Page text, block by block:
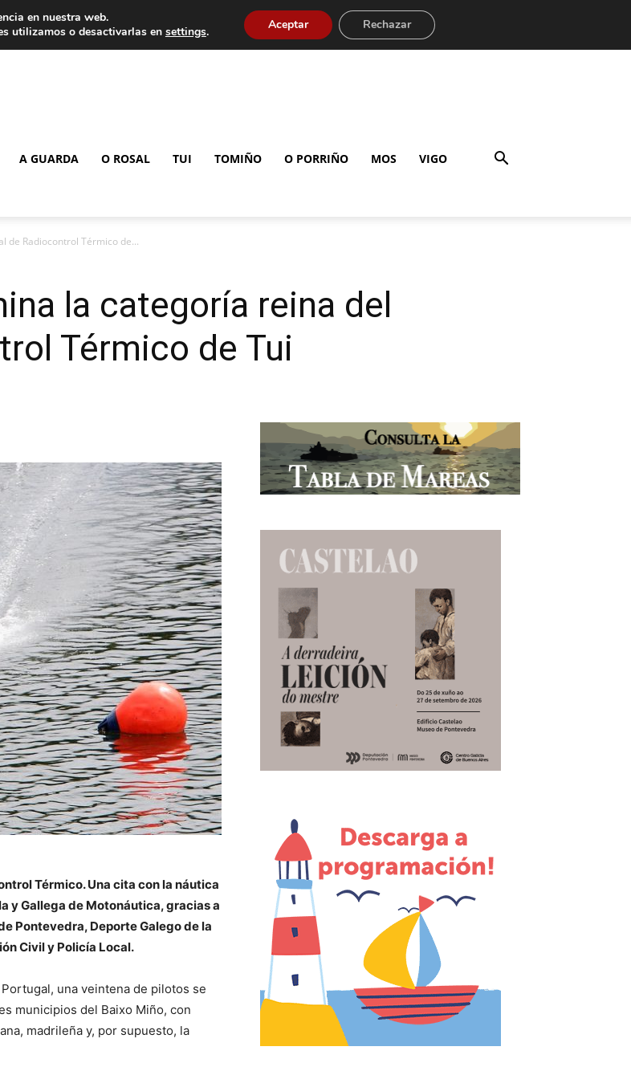
A GUARDA O ROSAL TUI TOMIÑO O PORRIÑO MOS VIGO
de Radiocontrol Térmico de...
la categoría reina del
Térmico de Tui
Térmico. Una cita con la náutica
y Gallega de Motonáutica, gracias a
Pontevedra, Deporte Galego de la
Civil y Policía Local.
una veintena de pilotos se
municipios del Baixo Miño, con
madrileña y, por supuesto, la
en nuestra web.
utilizamos o desactivarlas en settings. Aceptar Rechazar